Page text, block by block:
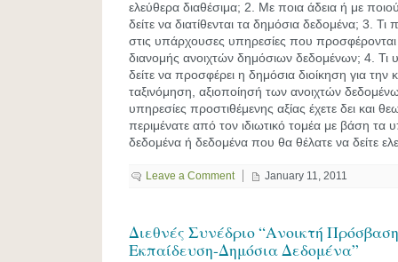
ελεύθερα διαθέσιμα; 2. Με ποια άδεια ή με
δείτε να διατίθενται τα δημόσια δεδομένα; 3. Τι
στις υπάρχουσες υπηρεσίες που
διανομής ανοιχτών δημόσιων δεδομένων; 4. Τι
δείτε να προσφέρει η δημόσια διοίκηση για την
ταξινόμηση, αξιοποίησή των ανοιχτών
υπηρεσίες προστιθέμενης αξίας έχετε δει και
περιμένατε από τον ιδιωτικό τομέα με βάση τα
δεδομένα ή δεδομένα που θα θέλατε να δείτε
Leave a Comment January 11, 2011
Διεθνές Συνέδριο “Ανοικτή
Εκπαίδευση-Δημόσια Δεδομένα”